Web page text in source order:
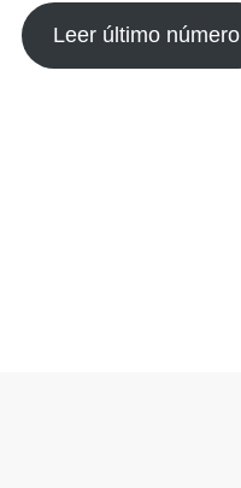
Leer último número